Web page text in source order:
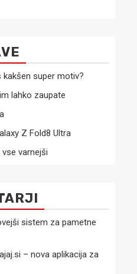
super motiv?
lahko zaupate
Z Fold8 Ultra
varnejši
sistem za pametne
– nova aplikacija za